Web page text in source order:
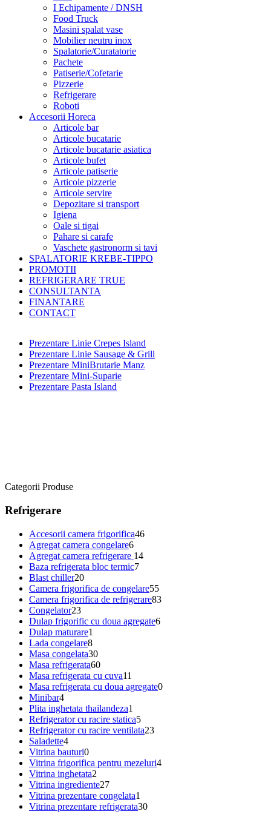
I Echipamente / DNSH
Food Truck
Masini spalat vase
Mobilier neutru inox
Spalatorie/Curatatorie
Pachete
Patiserie/Cofetarie
Pizzerie
Refrigerare
Roboti
Accesorii Horeca
Articole bar
Articole bucatarie
Articole bucatarie asiatica
Articole bufet
Articole patiserie
Articole pizzerie
Articole servire
Depozitare si transport
Igiena
Oale si tigai
Pahare si carafe
Vaschete gastronorm si tavi
SPALATORIE KREBE-TIPPO
PROMOTII
REFRIGERARE TRUE
CONSULTANTA
FINANTARE
CONTACT
Prezentare Linie Crepes Island
Prezentare Linie Sausage & Grill
Prezentare MiniBrutarie Manz
Prezentare Mini-Suparie
Prezentare Pasta Island
Categorii Produse
Refrigerare
Accesorii camera frigorifica46
Agregat camera congelare6
Agregat camera refrigerare 14
Baza refrigerata bloc termic7
Blast chiller20
Camera frigorifica de congelare55
Camera frigorifica de refrigerare83
Congelator23
Dulap frigorific cu doua agregate6
Dulap maturare1
Lada congelare8
Masa congelata30
Masa refrigerata60
Masa refrigerata cu cuva11
Masa refrigerata cu doua agregate0
Minibar4
Plita inghetata thailandeza1
Refrigerator cu racire statica5
Refrigerator cu racire ventilata23
Saladette4
Vitrina bauturi0
Vitrina frigorifica pentru mezeluri4
Vitrina inghetata2
Vitrina ingrediente27
Vitrina prezentare congelata1
Vitrina prezentare refrigerata30